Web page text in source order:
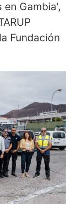
Gambia',
Fundación